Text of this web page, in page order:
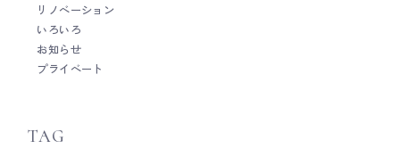
リノベーション
いろいろ
お知らせ
プライベート
TAG